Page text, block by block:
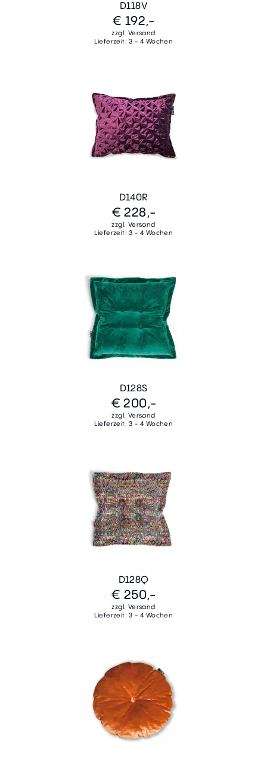
D118V
€ 192,-
zzgl. Versand
Lieferzeit: 3 - 4 Wochen
D140R
€ 228,-
zzgl. Versand
Lieferzeit: 3 - 4 Wochen
D128S
€ 200,-
zzgl. Versand
Lieferzeit: 3 - 4 Wochen
D128Q
€ 250,-
zzgl. Versand
Lieferzeit: 3 - 4 Wochen